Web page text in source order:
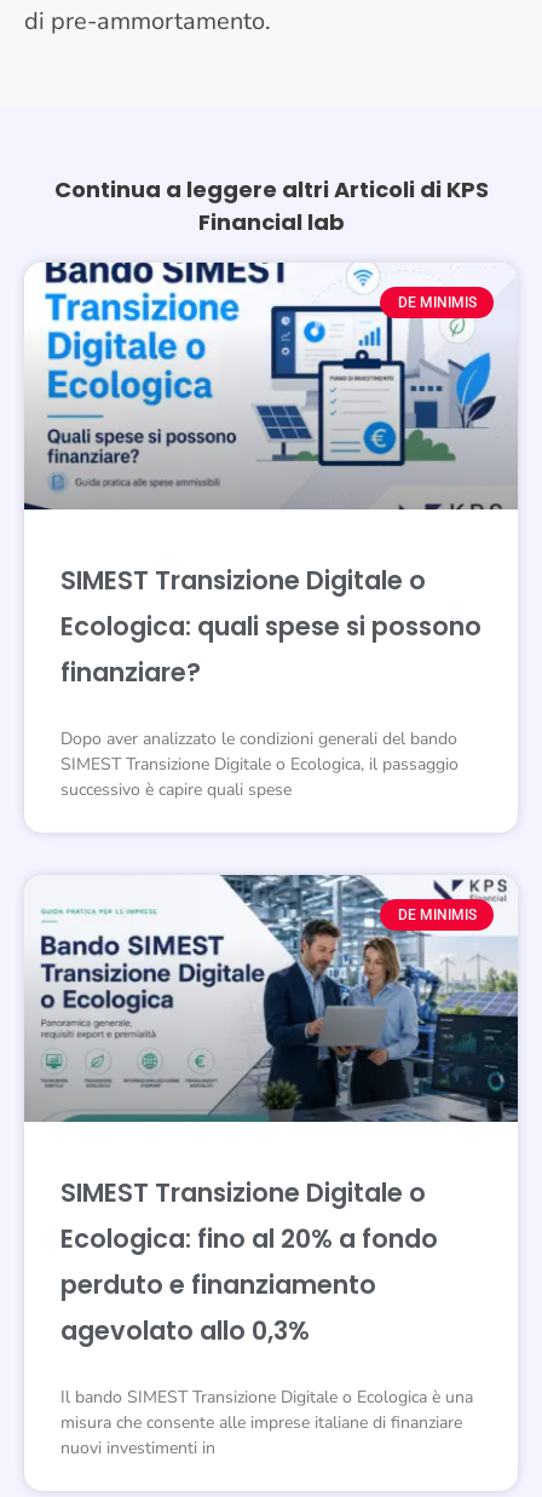
di pre-ammortamento.
Continua a leggere altri Articoli di KPS
Financial lab
DE MINIMIS
SIMEST Transizione Digitale o
Ecologica: quali spese si possono
finanziare?
Dopo aver analizzato le condizioni generali del bando
SIMEST Transizione Digitale o Ecologica, il passaggio
successivo è capire quali spese
DE MINIMIS
SIMEST Transizione Digitale o
Ecologica: fino al 20% a fondo
perduto e finanziamento
agevolato allo 0,3%
Il bando SIMEST Transizione Digitale o Ecologica è una
misura che consente alle imprese italiane di finanziare
nuovi investimenti in
PagePage